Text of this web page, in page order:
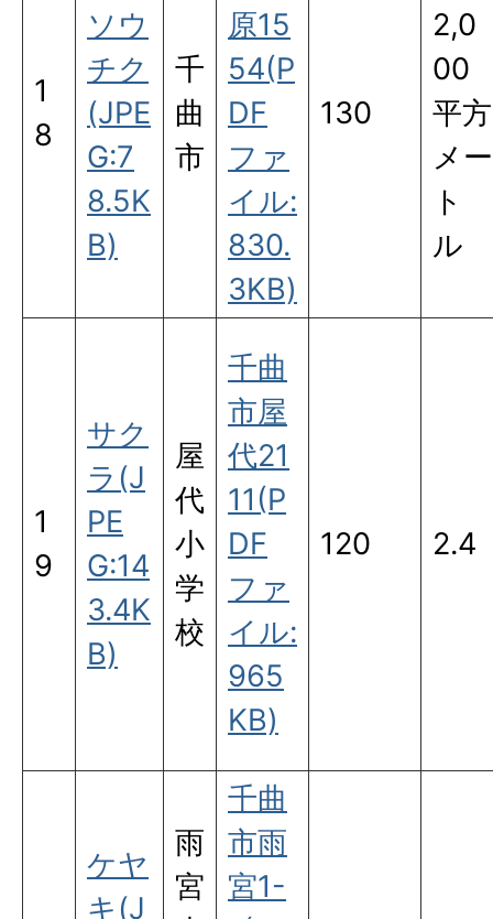
1
8
ソウ
チク
(JPE
G:7
8.5K
B)
千
曲
市
原15
54(P
DF
ファ
イル:
830.
3KB)
130
2,0
00
平方
メー
ト
ル
1
9
サク
ラ(J
PE
G:14
3.4K
B)
屋
代
小
学
校
千曲
市屋
代21
11(P
DF
ファ
イル:
965
KB)
120 2.4
ケヤ
キ(J
雨
宮
千曲
市雨
宮1-